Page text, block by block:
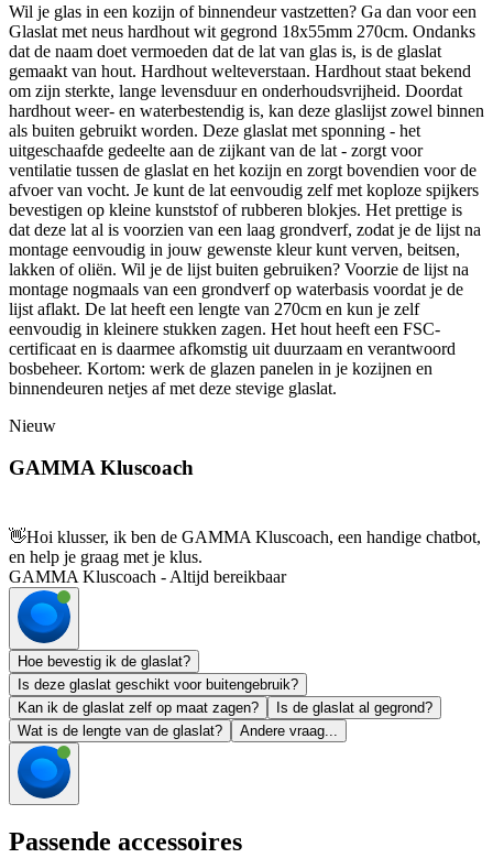
Wil je glas in een kozijn of binnendeur vastzetten? Ga dan voor een
Glaslat met neus hardhout wit gegrond 18x55mm 270cm. Ondanks
dat de naam doet vermoeden dat de lat van glas is, is de glaslat
gemaakt van hout. Hardhout welteverstaan. Hardhout staat bekend
om zijn sterkte, lange levensduur en onderhoudsvrijheid. Doordat
hardhout weer- en waterbestendig is, kan deze glaslijst zowel binnen
als buiten gebruikt worden. Deze glaslat met sponning - het
uitgeschaafde gedeelte aan de zijkant van de lat - zorgt voor
ventilatie tussen de glaslat en het kozijn en zorgt bovendien voor de
afvoer van vocht. Je kunt de lat eenvoudig zelf met koploze spijkers
bevestigen op kleine kunststof of rubberen blokjes. Het prettige is
dat deze lat al is voorzien van een laag grondverf, zodat je de lijst na
montage eenvoudig in jouw gewenste kleur kunt verven, beitsen,
lakken of oliën. Wil je de lijst buiten gebruiken? Voorzie de lijst na
montage nogmaals van een grondverf op waterbasis voordat je de
lijst aflakt. De lat heeft een lengte van 270cm en kun je zelf
eenvoudig in kleinere stukken zagen. Het hout heeft een FSC-
certificaat en is daarmee afkomstig uit duurzaam en verantwoord
bosbeheer. Kortom: werk de glazen panelen in je kozijnen en
binnendeuren netjes af met deze stevige glaslat.
Nieuw
GAMMA Kluscoach
👋Hoi klusser, ik ben de GAMMA Kluscoach, een handige chatbot,
en help je graag met je klus.
GAMMA Kluscoach - Altijd bereikbaar
Hoe bevestig ik de glaslat?
Is deze glaslat geschikt voor buitengebruik?
Kan ik de glaslat zelf op maat zagen?
Is de glaslat al gegrond?
Wat is de lengte van de glaslat?
Andere vraag...
Passende accessoires